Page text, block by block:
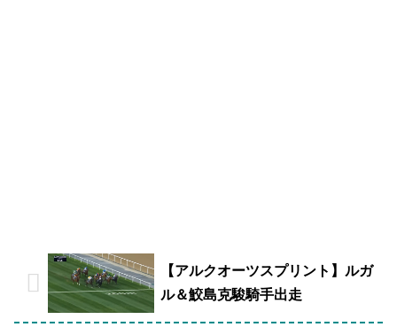
【アルクオーツスプリント】ルガ
ル＆鮫島克駿騎手出走